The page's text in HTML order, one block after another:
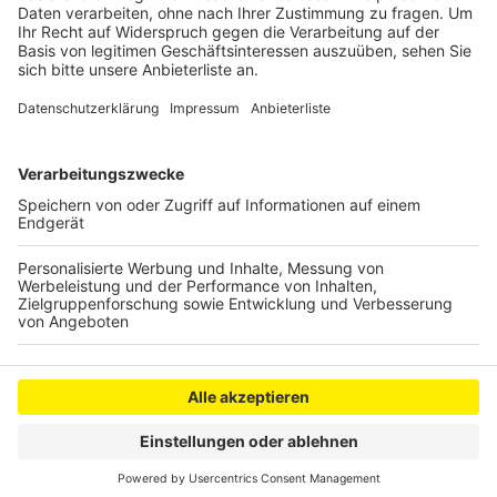
oder in der App.
Veröffentlicht:Montag, 06.05.2024 10:54
Anzeige
Anzeige